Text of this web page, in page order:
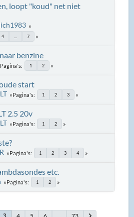
loopt "koud" net niet
4 7
benzine
Pagina's 1 2
start
Pagina's 1 2 3
2.5 20v
Pagina's 1 2
Pagina's 1 2 3 4
etc.
Pagina's 1 2
4 5 6 73